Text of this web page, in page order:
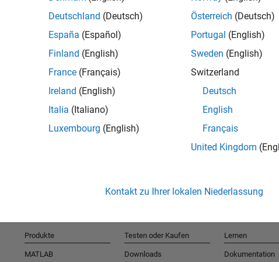
Deutschland (Deutsch)
España (Español)
Finland (English)
France (Français)
Ireland (English)
Italia (Italiano)
Luxembourg (English)
Österreich (Deutsch)
Portugal (English)
Sweden (English)
Switzerland
Deutsch
English
Français
United Kingdom
Kontakt zu Ihrer lokalen Niederlassung
Produkte
MATLAB
Testen oder Kaufen
Downloads
Lernen
Dokumentation